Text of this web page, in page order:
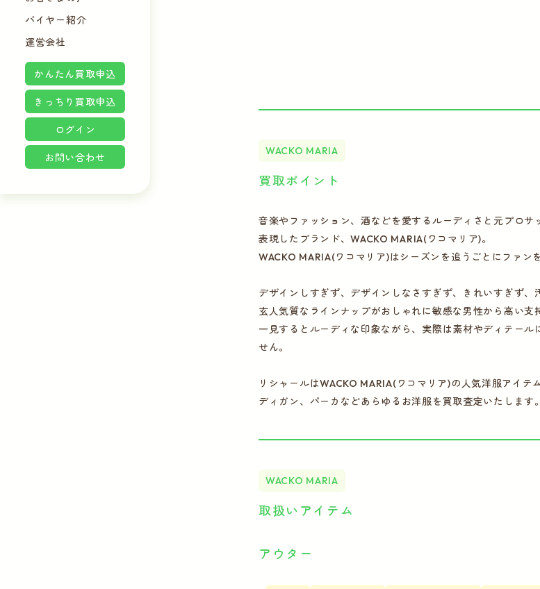
バイヤー紹介
運営会社
かんたん買取申込
きっちり買取申込
ログイン
お問い合わせ
WACKO MARIA
買取ポイント
音楽やファッション、酒などを愛するルーディさと元プロ
表現したブランド、WACKO MARIA(ワコマリア)。
WACKO MARIA(ワコマリア)はシーズンを追うごとにファン
デザインしすぎず、デザインしなさすぎず、きれいすぎず
玄人気質なラインナップがおしゃれに敏感な男性から高い支
一見するとルーディな印象ながら、実際は素材やディテー
せん。
リシャールはWACKO MARIA(ワコマリア)の人気洋服アイ
ディガン、パーカなどあらゆるお洋服を買取査定いたします。
WACKO MARIA
取扱いアイテム
アウター